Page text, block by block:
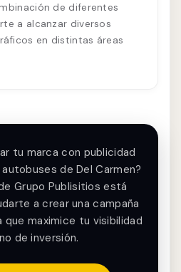
de diferentes
a alcanzar diversos
en distintas áreas
tu marca con publicidad
de Del Carmen?
Grupo Publisitios está
a crear una campaña
maximice tu visibilidad
de inversión.